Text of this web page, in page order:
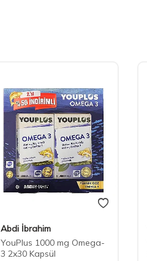
Abdi İbrahim
YouPlus 1000 mg Omega-
3 2x30 Kapsül